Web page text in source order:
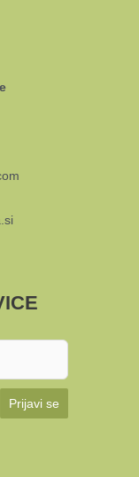
Prijavi se